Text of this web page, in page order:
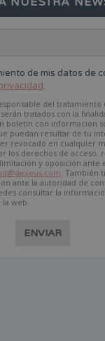
de mis datos de
.
del tratamiento
serán tratados con la
boletín con información
puedan resultar de tu
revocado en cualquier
los derechos de acceso,
y oposición ante
. También
ante la autoridad de
consultar la
web.
ENVIAR